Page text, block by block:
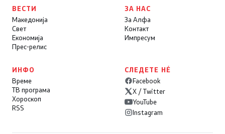
ВЕСТИ
Македонија
Свет
Економија
Прес-релис
ЗА НАС
За Алфа
Контакт
Импресум
ИНФО
Време
ТВ програма
Хороскоп
RSS
СЛЕДЕТЕ НÉ
Facebook
X / Twitter
YouTube
Instagram